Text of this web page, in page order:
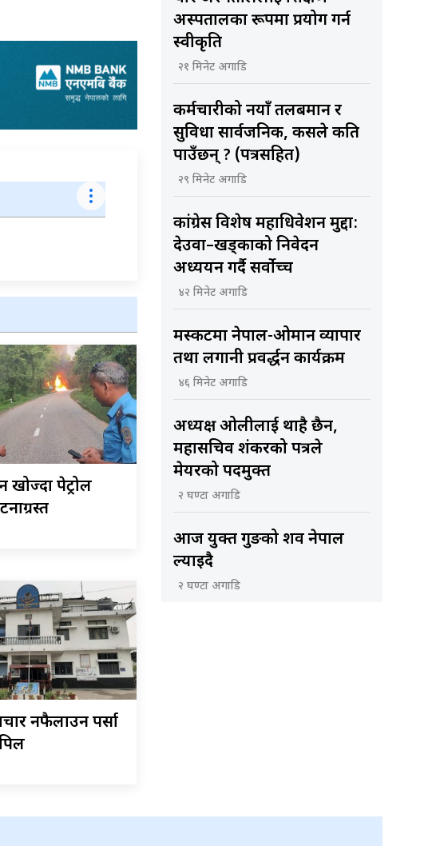
खोज्दा पेट्रोल
नफैलाउन पर्सा
अस्पतालका रूपमा प्रयोग गर्न
स्वीकृति
२१ मिनेट अगाडि
कर्मचारीको नयाँ तलबमान र
सुविधा सार्वजनिक, कसले कति
पाउँछन् ? (पत्रसहित)
२९ मिनेट अगाडि
कांग्रेस विशेष महाधिवेशन मुद्दा:
देउवा–खड्काको निवेदन
अध्ययन गर्दै सर्वोच्च
४२ मिनेट अगाडि
मस्कटमा नेपाल-ओमान व्यापार
तथा लगानी प्रवर्द्धन कार्यक्रम
४६ मिनेट अगाडि
अध्यक्ष ओलीलाई थाहै छैन,
महासचिव शंकरको पत्रले
मेयरको पदमुक्त
२ घण्टा अगाडि
आज युक्त गुरुङको शव नेपाल
ल्याइदै
२ घण्टा अगाडि